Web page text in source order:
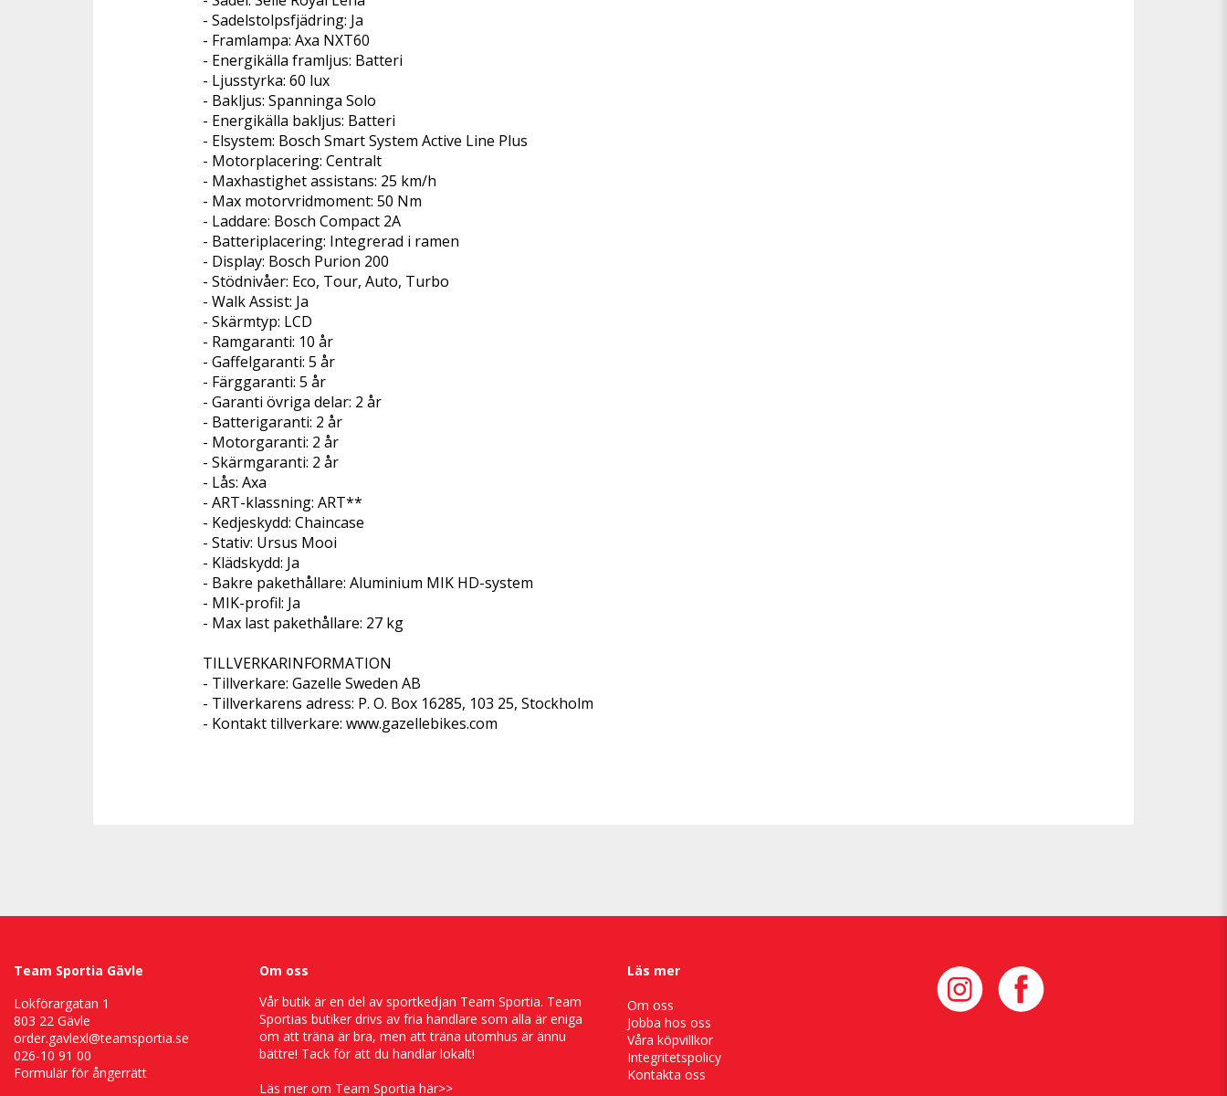
- Sadelstolpsfjädring: Ja
- Framlampa: Axa NXT60
- Energikälla framljus: Batteri
- Ljusstyrka: 60 lux
- Bakljus: Spanninga Solo
- Energikälla bakljus: Batteri
- Elsystem: Bosch Smart System Active Line Plus
- Motorplacering: Centralt
- Maxhastighet assistans: 25 km/h
- Max motorvridmoment: 50 Nm
- Laddare: Bosch Compact 2A
- Batteriplacering: Integrerad i ramen
- Display: Bosch Purion 200
- Stödnivåer: Eco, Tour, Auto, Turbo
- Walk Assist: Ja
- Skärmtyp: LCD
- Ramgaranti: 10 år
- Gaffelgaranti: 5 år
- Färggaranti: 5 år
- Garanti övriga delar: 2 år
- Batterigaranti: 2 år
- Motorgaranti: 2 år
- Skärmgaranti: 2 år
- Lås: Axa
- ART-klassning: ART**
- Kedjeskydd: Chaincase
- Stativ: Ursus Mooi
- Klädskydd: Ja
- Bakre pakethållare: Aluminium MIK HD-system
- MIK-profil: Ja
- Max last pakethållare: 27 kg
TILLVERKARINFORMATION
- Tillverkare: Gazelle Sweden AB
- Tillverkarens adress: P. O. Box 16285, 103 25, Stockholm
- Kontakt tillverkare: www.gazellebikes.com
Team Sportia Gävle
Lokförargatan 1
803 22 Gävle
order.gavlexl@teamsportia.se
026-10 91 00
Formulär för ångerrätt
Om oss
Vår butik är en del av sportkedjan Team Sportia. Team
Sportias butiker drivs av fria handlare som alla är eniga
om att träna är bra, men att träna utomhus är ännu
bättre! Tack för att du handlar lokalt!
Läs mer om Team Sportia här>>
Läs mer
Om oss
Jobba hos oss
Våra köpvillkor
Integritetspolicy
Kontakta oss